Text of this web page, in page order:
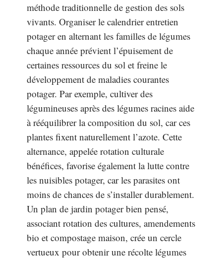
méthode traditionnelle de gestion des sols
vivants. Organiser le calendrier entretien
potager en alternant les familles de légumes
chaque année prévient l’épuisement de
certaines ressources du sol et freine le
développement de maladies courantes
potager. Par exemple, cultiver des
légumineuses après des légumes racines aide
à rééquilibrer la composition du sol, car ces
plantes fixent naturellement l’azote. Cette
alternance, appelée rotation culturale
bénéfices, favorise également la lutte contre
les nuisibles potager, car les parasites ont
moins de chances de s’installer durablement.
Un plan de jardin potager bien pensé,
associant rotation des cultures, amendements
bio et compostage maison, crée un cercle
vertueux pour obtenir une récolte légumes